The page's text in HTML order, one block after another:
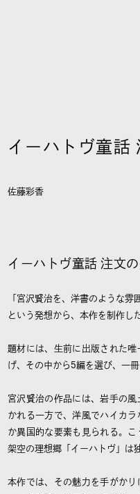
イーハトヴ童話
佐藤彩香
イーハトヴ童話 注文
「宮沢賢治を、洋書のような雰
という発想から、本作を制作した
題材には、生前に出版された
げ、その中から5編を選び、一
宮沢賢治の作品には、岩手の
かれる一方で、洋風でハイカ
か異国的な要素も見られる。こ
架空の理想郷「イーハトヴ」は
本作では、その魅力を手がか